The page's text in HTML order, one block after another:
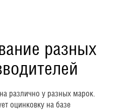
разных
различно у разных марок.
оцинковку на базе